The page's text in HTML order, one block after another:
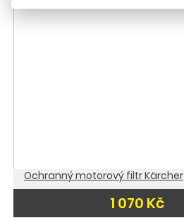
Ochranný motorový filtr Kärcher
1 070 Kč